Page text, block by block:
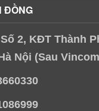
ĐỒNG
2, KĐT Thành
Nội (Sau